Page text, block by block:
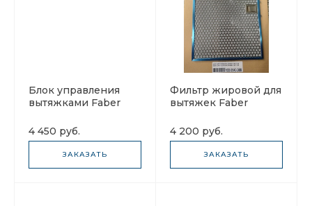
Блок управления
вытяжками Faber
сенсорная панель
4 450 руб.
ЗАКАЗАТЬ
Фильтр жировой для
вытяжек Faber
353,75X242,5
4 200 руб.
ЗАКАЗАТЬ